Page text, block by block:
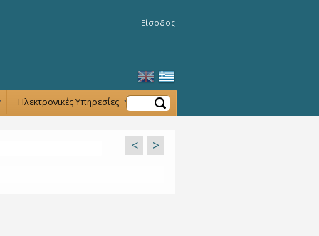
Είσοδος
+
Ηλεκτρονικές Υπηρεσίες Αναζήτηση
< >